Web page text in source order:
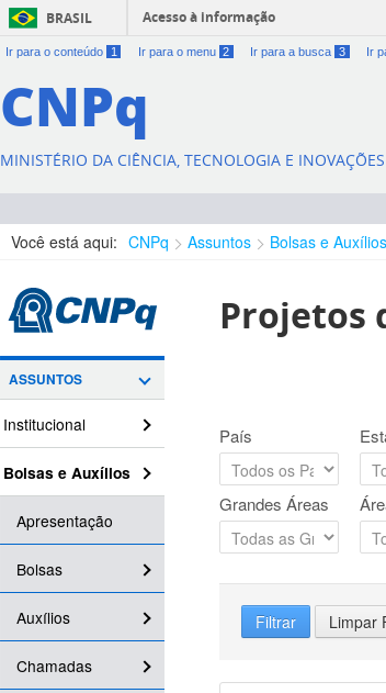
BRASIL Acesso à informação
Ir para o conteúdo 1 Ir para o menu 2 Ir para a busca 3 Ir
CNPq
MINISTÉRIO DA CIÊNCIA, TECNOLOGIA E INOVAÇÕES
Você está aqui: CNPq Assuntos Bolsas e Auxílios
ASSUNTOS
Institucional
Bolsas e Auxílios
Apresentação
Bolsas
Auxílios
Chamadas
Projetos
País
Grandes Áreas
Filtrar Limpar